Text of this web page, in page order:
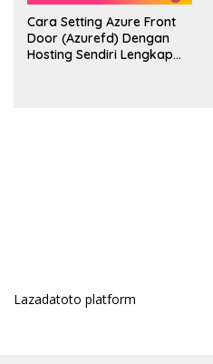
Cara Setting Azure Front
Door (Azurefd) Dengan
Hosting Sendiri Lengkap
Lazadatoto platform